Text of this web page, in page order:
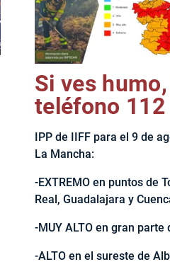
Si ves
teléfono 112
IPP de IIFF para el 9 de
La Mancha:
-EXTREMO en puntos de
Real, Guadalajara y
-MUY ALTO en gran parte
-ALTO en el sureste de